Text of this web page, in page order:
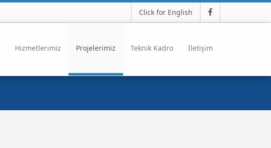
Click for English
Hizmetlerimiz Projelerimiz Teknik Kadro İletişim